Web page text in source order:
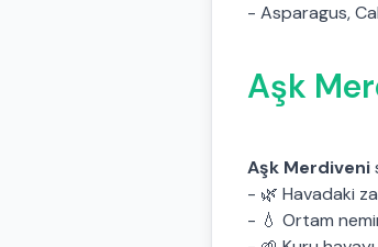
- Asparagus,
Aşk
Aşk Merdiveni
- 🌿 Havadaki
- 💧 Ortam